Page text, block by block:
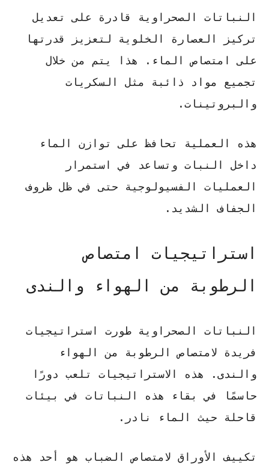
النباتات الصحراوية قادرة على تعديل
تركيز العصارة الخلوية لتعزيز قدرتها
على امتصاص الماء. هذا يتم من خلال
تجميع مواد ذائبة مثل السكريات
والبروتينات.
هذه العملية
تحافظ على توازن الماء
داخل النبات وتساعد في استمرار
العمليات الفسيولوجية حتى في ظل ظروف
الجفاف الشديد.
استراتيجيات امتصاص
الرطوبة من الهواء والندى
النباتات الصحراوية طورت استراتيجيات
فريدة لامتصاص الرطوبة من الهواء
والندى. هذه الاستراتيجيات تلعب دورًا
حاسمًا في بقاء هذه النباتات في بيئات
قاحلة حيث الماء نادر.
تكييف الأوراق لامتصاص الضباب هو أحد هذه